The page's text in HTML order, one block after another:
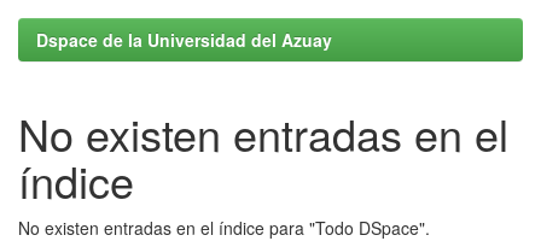
Dspace de la Universidad del Azuay
No existen entradas en el
índice
No existen entradas en el índice para "Todo DSpace".